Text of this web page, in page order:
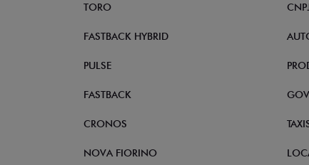
TORO
FASTBACK HYBRID
PULSE
FASTBACK
CRONOS
NOVA FIORINO